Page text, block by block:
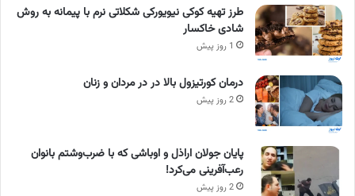
طرز تهیه کوکی نیویورکی شکلاتی نرم با پیمانه به روش
شادی خاکسار
1 روز پیش
درمان کورتیزول بالا در در مردان و زنان
2 روز پیش
پایان جولان اراذل و اوباشی که با ضرب‌وشتم بانوان
رعب‌آفرینی می‌کرد!
2 روز پیش